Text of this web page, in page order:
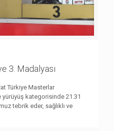
3. Madalyası
Türkiye Masterlar
kategorisinde 21.31
tebrik eder, sağlıklı ve